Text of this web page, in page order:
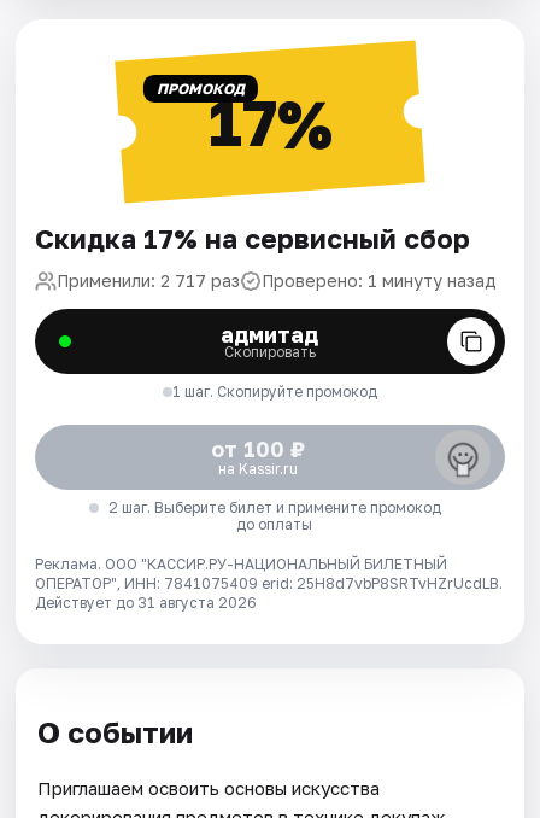
ПРОМОКОД17%
Скидка 17% на сервисный сбор
Применили: 2 717 раз Проверено: 1 минуту назад
адмитад
Скопировать
1 шаг. Скопируйте промокод
от 100 ₽
на Kassir.ru
2 шаг. Выберите билет и примените промокод
до оплаты
Реклама. ООО "КАССИР.РУ-НАЦИОНАЛЬНЫЙ БИЛЕТНЫЙ
ОПЕРАТОР", ИНН: 7841075409 erid: 25H8d7vbP8SRTvHZrUcdLB.
Действует до 31 августа 2026
О событии
Приглашаем освоить основы искусства